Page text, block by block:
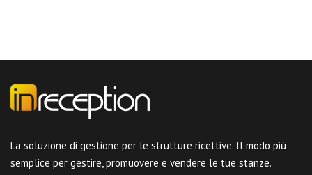
La soluzione di gestione per le strutture ricettive. Il modo più
semplice per gestire, promuovere e vendere le tue stanze.